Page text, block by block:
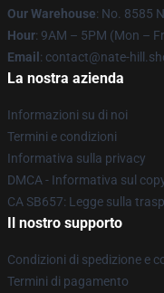
Our Warehouse: No. 8585
Hour: 9AM – 5PM (Mon –
Email : contact@nate-
La nostra azienda
Informazioni su di noi
Termini e condizioni
Informativa sulla privacy
DMCA - Informativa sul
CA SB657: Legge sulla
Il nostro supporto
Condizioni di spedizione e
Termini di pagamento